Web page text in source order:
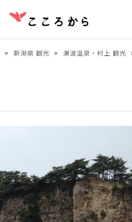
新潟県 観光 瀬波温泉・村上 観光